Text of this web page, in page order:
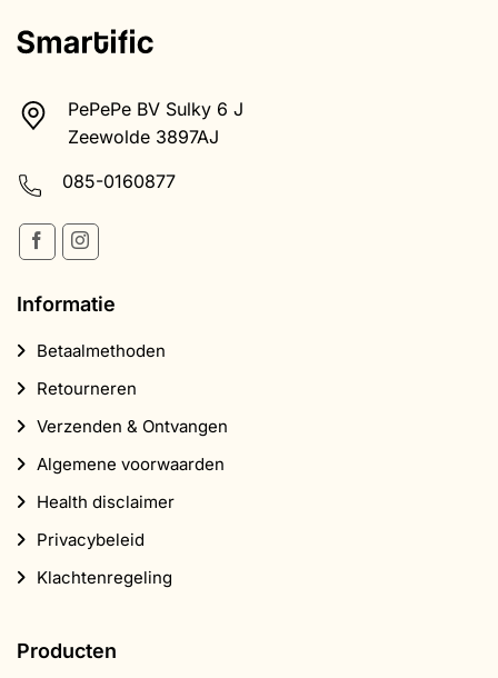
optie
kan
worden
op
productpagina
PePePe BV Sulky 6 J
Zeewolde 3897AJ
085-0160877
Informatie
Betaalmethoden
Retourneren
Verzenden & Ontvangen
Algemene voorwaarden
Health disclaimer
Privacybeleid
Klachtenregeling
Producten